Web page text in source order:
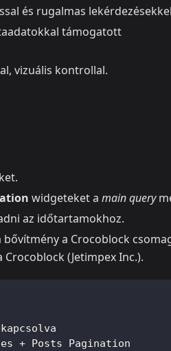
és rugalmas
támogatott
vizuális kontrollal.
widgeteket a main query
az időtartamokhoz.
bővítmény a Crocoblock
(Jetimpex Inc.).
+ Posts Pagination